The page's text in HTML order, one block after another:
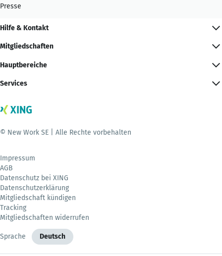
Presse
Hilfe & Kontakt
Mitgliedschaften
Hauptbereiche
Services
© New Work SE | Alle Rechte vorbehalten
Impressum
AGB
Datenschutz bei XING
Datenschutzerklärung
Mitgliedschaft kündigen
Tracking
Mitgliedschaften widerrufen
Sprache Deutsch